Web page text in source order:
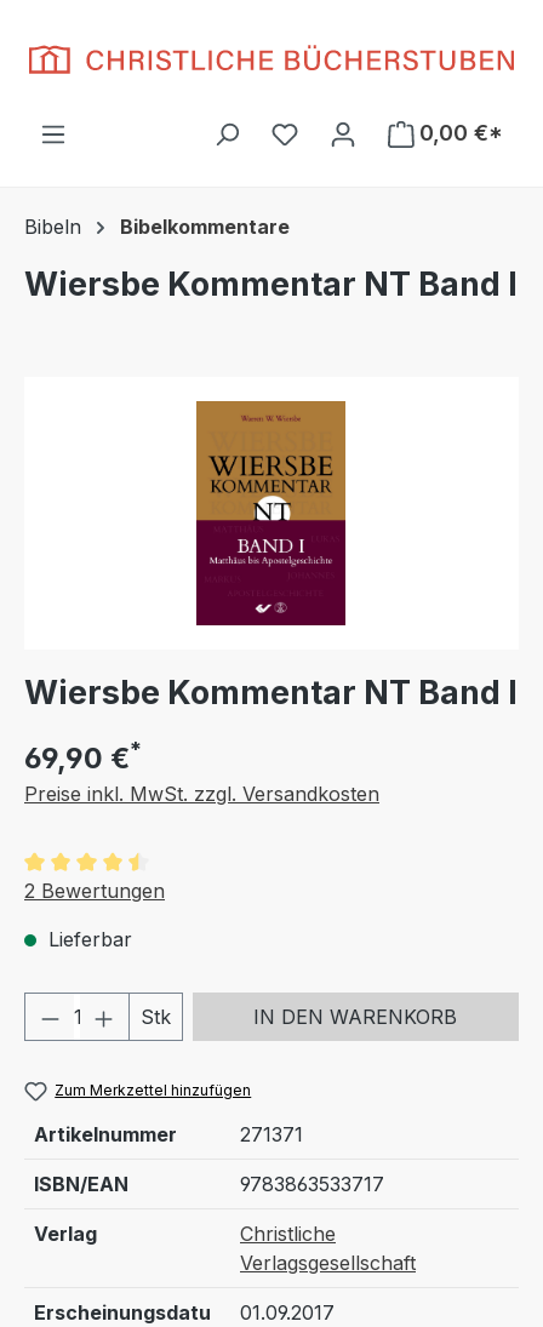
Du hast 0 Produkte auf
0,00 €*
Bibeln Bibelkommentare
Wiersbe Kommentar NT Band I
Wiersbe Kommentar NT Band I
69,90 €*
Preise inkl. MwSt. zzgl. Versandkosten
Durchschnittliche Bewertung von 4.5 von 5 Sternen
2 Bewertungen
Lieferbar
Produkt Anzahl: Gib den
Stk IN DEN WARENKORB
Zum Merkzettel hinzufügen
Artikelnummer 271371
ISBN/EAN 9783863533717
Verlag
Christliche
Verlagsgesellschaft
Erscheinungsdatu
01.09.2017